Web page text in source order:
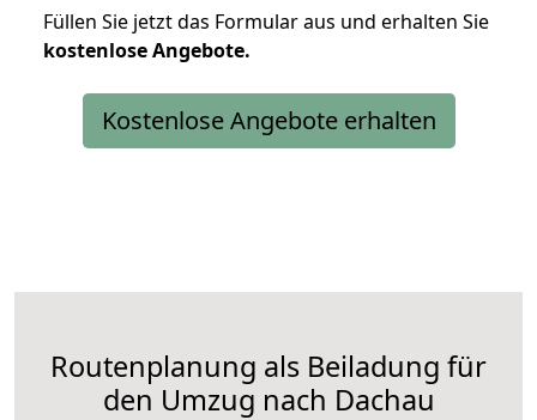
Füllen Sie jetzt das Formular aus und erhalten Sie
kostenloseAngebote.
Kostenlose Angebote erhalten
Routenplanung als Beiladung für
den Umzug nach Dachau